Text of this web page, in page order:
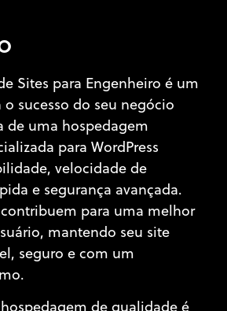
Sites para Engenheiro é um
sucesso do seu negócio
de uma hospedagem
para WordPress
velocidade de
e segurança avançada.
contribuem para uma melhor
mantendo seu site
seguro e com um